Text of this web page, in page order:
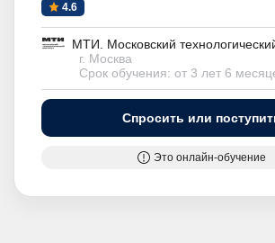
4.6
МТИ. Московский
г. Москва
Срок обучения: от 3 лет 6
Спросить или
Это онлайн-обучение